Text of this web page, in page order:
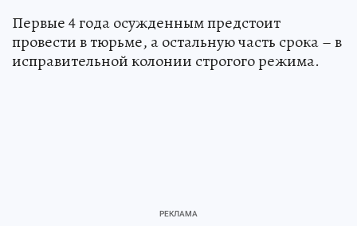
Первые 4 года осужденным предстоит
провести в тюрьме, а остальную часть срока – в
исправительной колонии строгого режима.